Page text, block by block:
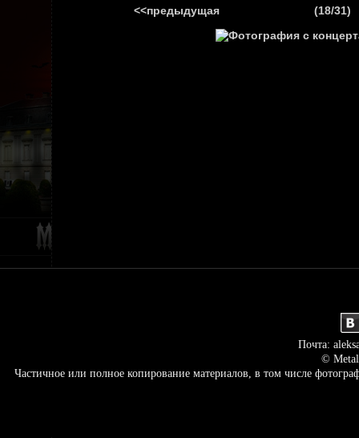
<<предыдущая (18/31)
Почта:
©
Частичное или полное копирование материалов, в том числе